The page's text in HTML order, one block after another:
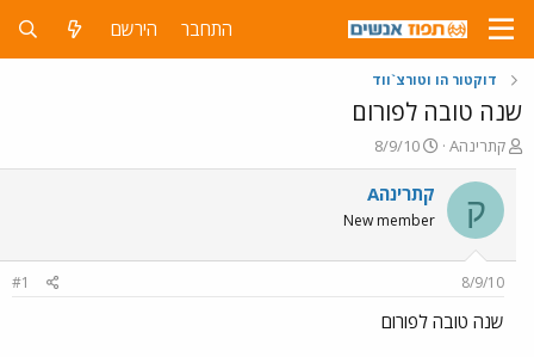
התחבר הירשם
דוקטור הו וטורצ`ווד
שנה טובה לפורום
פ
ו
ת
ח
ה
ו
ש
א
קתרינהA
פ
ו
ר
ס
ם
ר
8/9/10
ק קתרינהA
New member
8/9/10
#1
שנה טובה לפורום